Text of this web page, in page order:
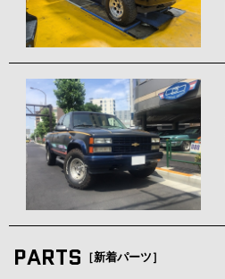
PARTS ［新着パーツ］